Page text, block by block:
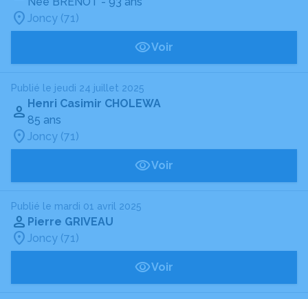
Joncy (71)
Voir
Publié le jeudi 24 juillet 2025
Henri Casimir CHOLEWA
85 ans
Joncy (71)
Voir
Publié le mardi 01 avril 2025
Pierre GRIVEAU
Joncy (71)
Voir